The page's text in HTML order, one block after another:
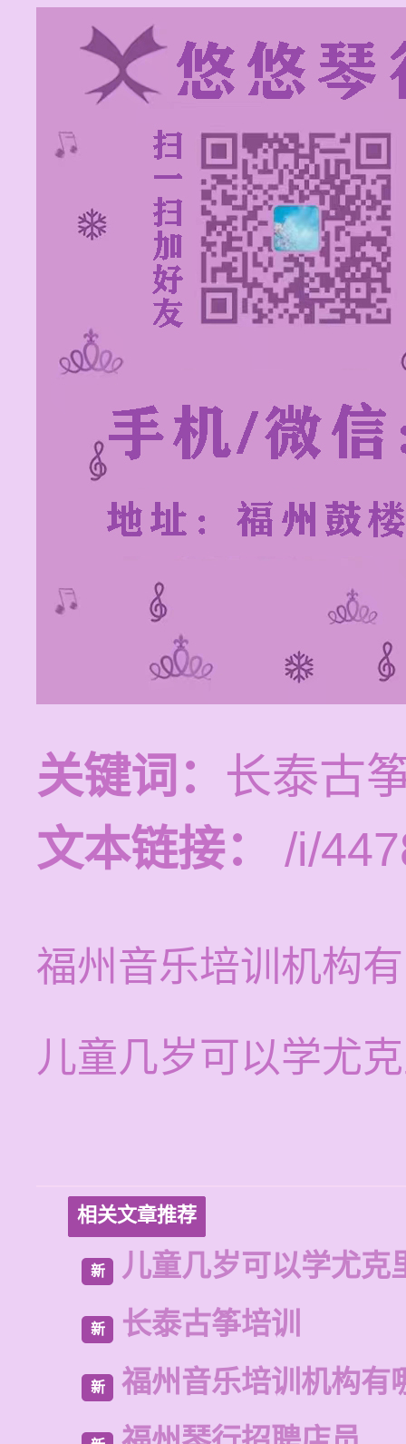
关键词： 长泰古
文本链接：
/i/
福州音乐培训机构
儿童几岁可以学尤
相关文章推荐
新 儿童几岁可以学尤克
新 长泰古筝培训
新 福州音乐培训机构有